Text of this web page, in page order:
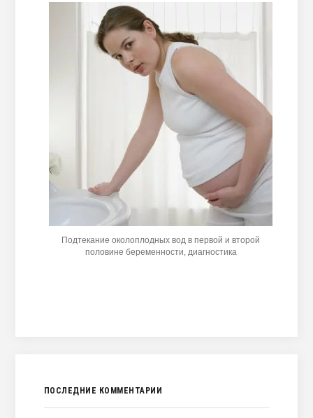
Подтекание околоплодных вод в первой и второй
половине беременности, диагностика
ПОСЛЕДНИЕ КОММЕНТАРИИ